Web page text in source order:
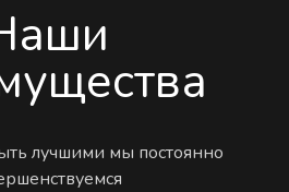
лучшими мы постоянно